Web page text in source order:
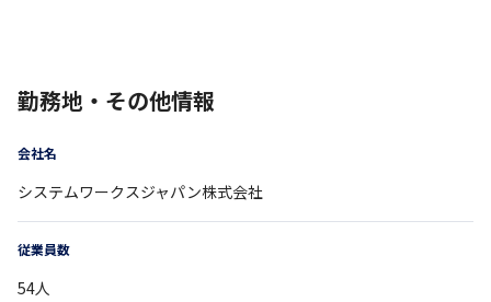
勤務地・その他情報
会社名
システムワークスジャパン株式会社
従業員数
54人